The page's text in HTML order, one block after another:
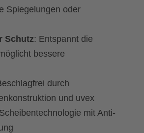
Spiegelungen oder
Schutz: Entspannt die
bessere
durch
und uvex
mit Anti-